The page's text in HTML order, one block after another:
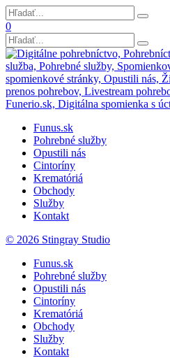
0
Funus.sk
Pohrebné služby
Opustili nás
Cintoríny
Krematóriá
Obchody
Služby
Kontakt
© 2026 Stingray Studio
Funus.sk
Pohrebné služby
Opustili nás
Cintoríny
Krematóriá
Obchody
Služby
Kontakt